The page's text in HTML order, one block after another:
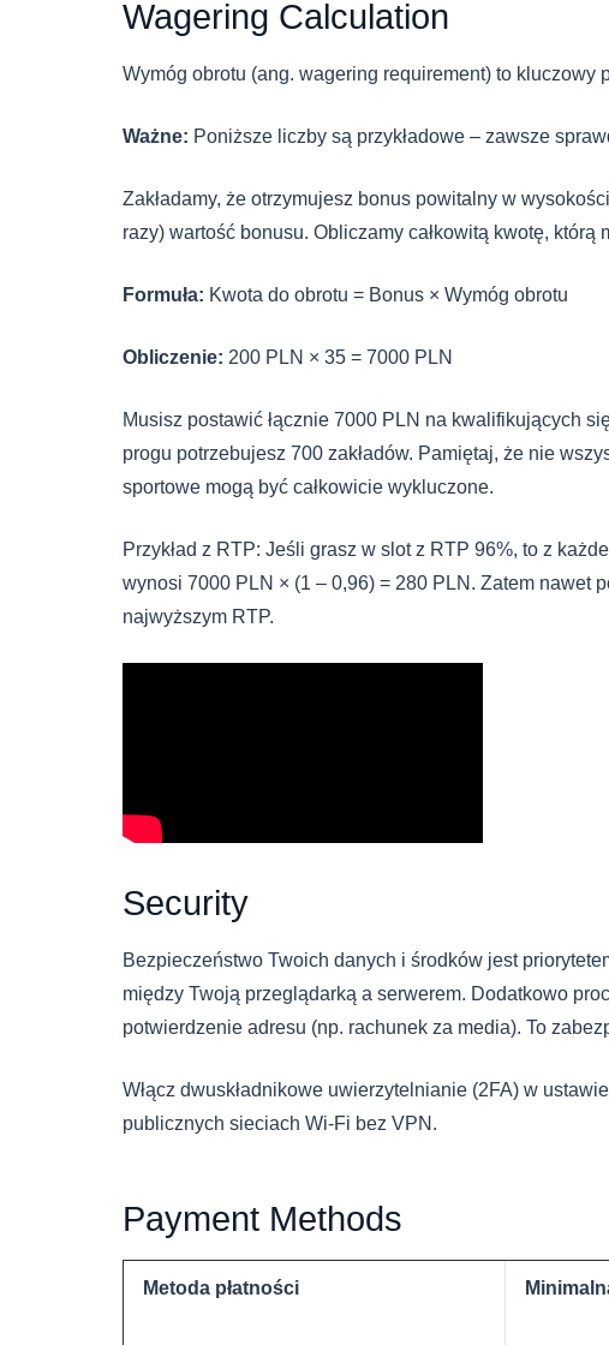
Wagering Calculation
Wymóg obrotu (ang. wagering requirement) to kluczowy
Ważne: Poniższe liczby są przykładowe – zawsze
Zakładamy, że otrzymujesz bonus powitalny w
razy) wartość bonusu. Obliczamy całkowitą kwotę,
Formuła: Kwota do obrotu = Bonus × Wymóg obrotu
Obliczenie: 200 PLN × 35 = 7000 PLN
Musisz postawić łącznie 7000 PLN na kwalifikujących
progu potrzebujesz 700 zakładów. Pamiętaj, że nie
sportowe mogą być całkowicie wykluczone.
Przykład z RTP: Jeśli grasz w slot z RTP 96%, to z
wynosi 7000 PLN × (1 – 0,96) = 280 PLN. Zatem nawet
najwyższym RTP.
Security
Bezpieczeństwo Twoich danych i środków jest
między Twoją przeglądarką a serwerem. Dodatkowo
potwierdzenie adresu (np. rachunek za media). To
Włącz dwuskładnikowe uwierzytelnianie (2FA) w
publicznych sieciach Wi-Fi bez VPN.
Payment Methods
Metoda płatności